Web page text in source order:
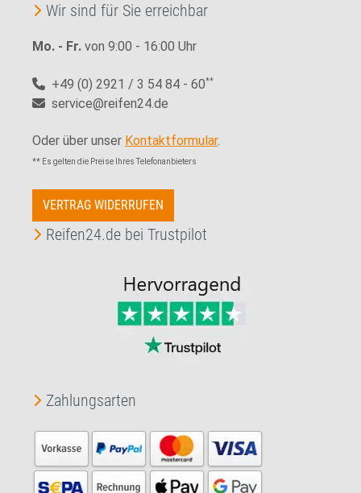
Wir sind für Sie erreichbar
Mo. - Fr. von 9:00 - 16:00 Uhr
+49 (0) 2921 / 3 54 84 - 60**
service@reifen24.de
Oder über unser Kontaktformular.
** Es gelten die Preise Ihres Telefonanbieters
VERTRAG WIDERRUFEN
Reifen24.de bei Trustpilot
Zahlungsarten